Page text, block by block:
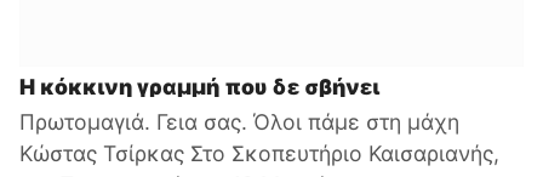
Η κόκκινη γραμμή που δε σβήνει
Πρωτομαγιά. Γεια σας. Όλοι πάμε στη μάχη
Κώστας Τσίρκας Στο Σκοπευτήριο Καισαριανής,